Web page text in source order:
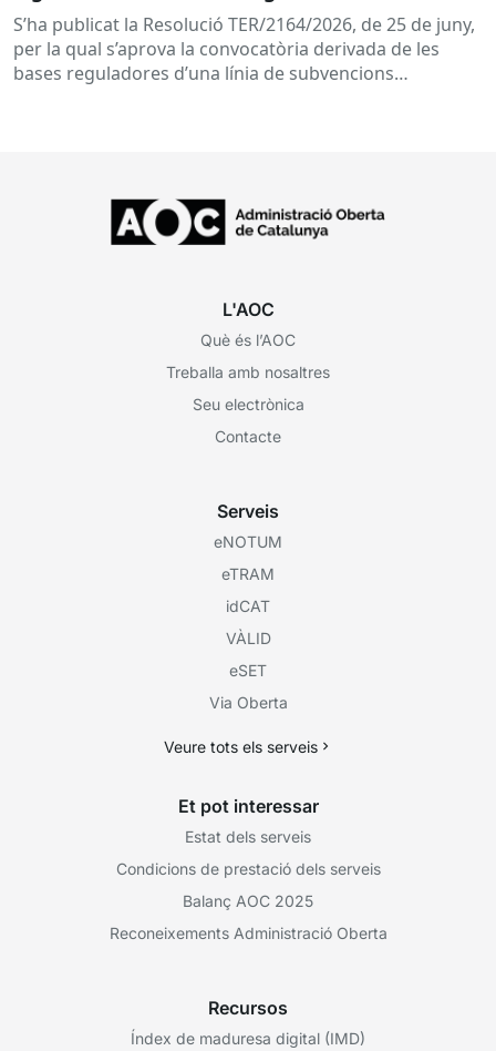
S’ha publicat la Resolució TER/2164/2026, de 25 de juny,
per la qual s’aprova la convocatòria derivada de les
bases reguladores d’una línia de subvencions
L'AOC
Què és l’AOC
Treballa amb nosaltres
Seu electrònica
Contacte
Serveis
eNOTUM
eTRAM
idCAT
VÀLID
eSET
Via Oberta
Veure tots els serveis
Et pot interessar
Estat dels serveis
Condicions de prestació dels serveis
Balanç AOC 2025
Reconeixements Administració Oberta
Recursos
Índex de maduresa digital (IMD)